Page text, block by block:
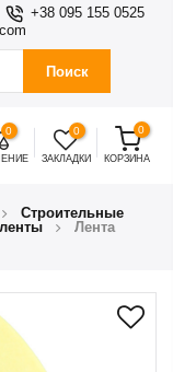
+38 095 155 0525
Поиск
0 0
ЗАКЛАДКИ
0
КОРЗИНА
Строительные
Лента